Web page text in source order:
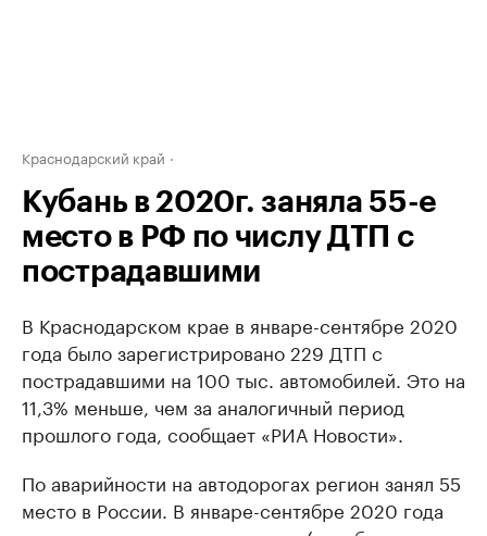
Краснодарский край
Кубань в 2020г. заняла 55-е
место в РФ по числу ДТП с
пострадавшими
В Краснодарском крае в январе-сентябре 2020
года было зарегистрировано 229 ДТП с
пострадавшими на 100 тыс. автомобилей. Это на
11,3% меньше, чем за аналогичный период
прошлого года, сообщает «РИА Новости».
По аварийности на автодорогах регион занял 55
место в России. В январе-сентябре 2020 года